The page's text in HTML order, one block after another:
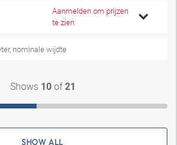
Aanmelden om prijzen
te zien
nominale wijdte
Shows 10of21
SHOW ALL